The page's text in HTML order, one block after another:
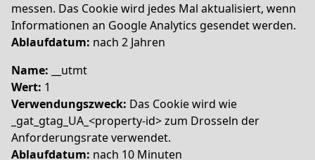
messen. Das Cookie wird jedes Mal aktualisiert, wenn
Informationen an Google Analytics gesendet werden.
Ablaufdatum: nach 2 Jahren
Name: __utmt
Wert: 1
Verwendungszweck: Das Cookie wird wie
_gat_gtag_UA_<property-id> zum Drosseln der
Anforderungsrate verwendet.
Ablaufdatum: nach 10 Minuten